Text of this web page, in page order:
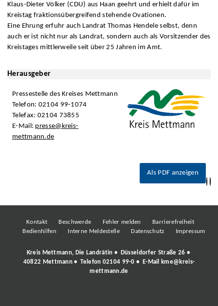
Klaus-Dieter Völker (CDU) aus Haan geehrt und erhielt dafür im
Kreistag fraktionsübergreifend stehende Ovationen.
Eine Ehrung erfuhr auch Landrat Thomas Hendele selbst, denn
auch er ist nicht nur als Landrat, sondern auch als Vorsitzender des
Kreistages mittlerweile seit über 25 Jahren im Amt.
Herausgeber
Pressestelle des Kreises Mettmann
Telefon: 02104 99-1074
Telefax: 02104 73855
E-Mail: presse@kreis-
mettmann.de
Als PDF anzeigen
Kontakt Beschwerde Fehler melden
Barrierefreiheit
Bedienhilfen
Interne Meldestelle Datenschutz Impressum
Kreis Mettmann, Die Landrätin • Düsseldorfer Straße 26 •
40822 Mettmann • Telefon 02104 99-0 • E-Mail
kme@kreis-
mettmann.de